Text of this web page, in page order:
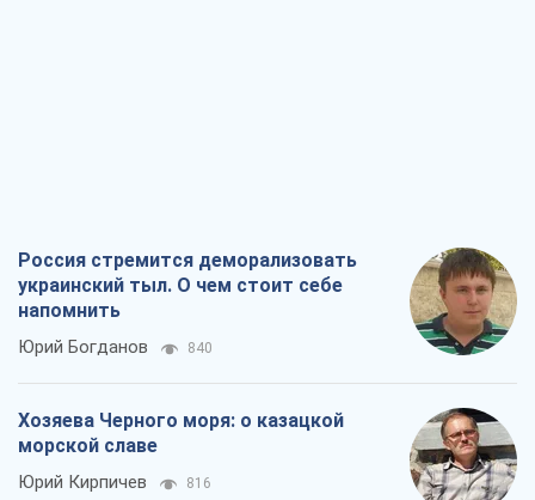
Россия стремится деморализовать
украинский тыл. О чем стоит себе
напомнить
Юрий Богданов 840
Хозяева Черного моря: о казацкой
морской славе
Юрий Кирпичев 816